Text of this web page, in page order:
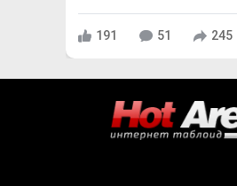
191 51 245